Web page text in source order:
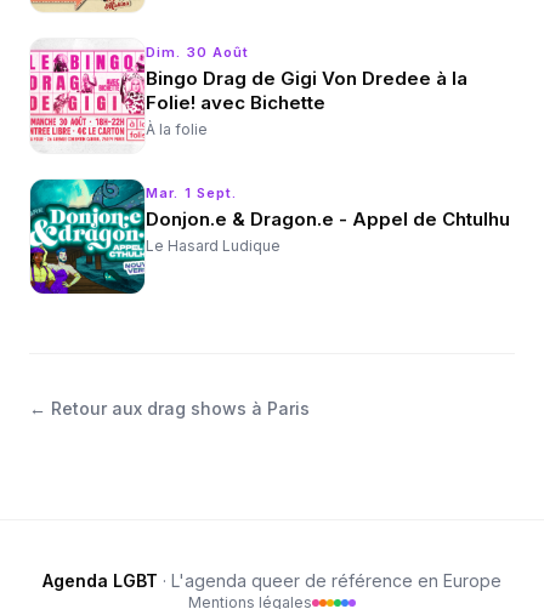
Dim. 30 Août
Bingo Drag de Gigi Von Dredee à la
Folie! avec Bichette
À la folie
Mar. 1 Sept.
Donjon.e & Dragon.e - Appel de Chtulhu
Le Hasard Ludique
← Retour aux drag shows à Paris
Agenda LGBT · L'agenda queer de référence en Europe
Mentions légales